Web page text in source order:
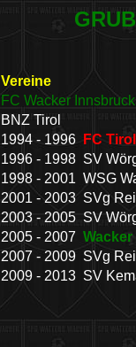
Vereine
FC Wacker Innsbruck
BNZ Tirol
1994 - 1996
FC
1996 - 1998 SV
1998 - 2001 WSG
2001 - 2003 SVg
2003 - 2005 SV
2005 - 2007
2007 - 2009 SVg
2009 - 2013 SV